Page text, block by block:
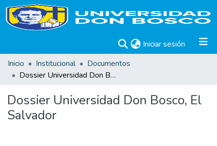
Iniciar sesión (current)
Inicio
Institucional
Documentos
Dossier Universidad Don Bosco, El Salvador
Dossier Universidad Don Bosco, El
Salvador